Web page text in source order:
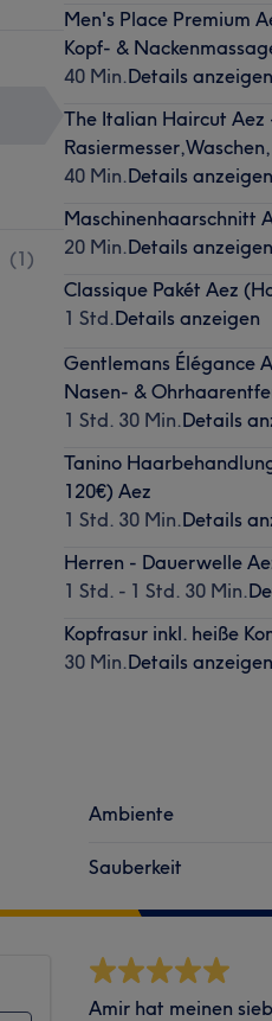
(1)
Men's Place Premium
Kopf- &
40 Min.Details anzeigen
The Italian Haircut Aez
40 Min.Details anzeigen
Maschinenhaarschnitt
20 Min.Details anzeigen
Classique Pakét Aez
1 Std.Details anzeigen
Gentlemans Élégance
Nasen- &
1 Std. 30 Min.Details
Tanino
120€) Aez
1 Std. 30 Min.Details
Herren - Dauerwelle
1 Std. - 1 Std. 30 Min.
Kopfrasur inkl. heiße
30 Min.Details anzeigen
Ambiente
Sauberkeit
Amir hat meinen